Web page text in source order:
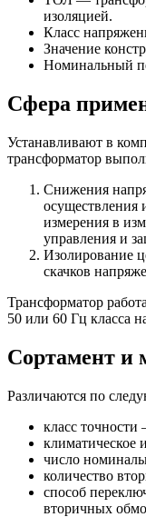
изоляцией.
Класс
Значение
Номинальный
Сфера
Устанавливают в
трансформатор
Снижения
осуществления
измерения в
управления и
Изолирование
скачков
Трансформатор
50 или 60 Гц класса
Сортамент и
Различаются по
класс
число
количество
способ
вторичных